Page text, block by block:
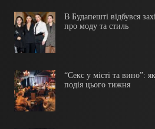
В Будапешті відбувся
про моду та стиль
“Секс у місті та вино”:
подія цього тижня